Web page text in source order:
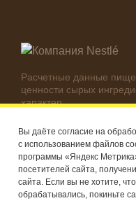
Расчетные данные
ценности сырых
характер.
используемых
© Компания Nestlé, 2026
®Владелец товарных
(Швейцария)
Вы даёте согласие на
с использованием файлов
программы «Яндекс
посетителей сайта,
сайта. Если вы не хотите,
обрабатывались, покиньте